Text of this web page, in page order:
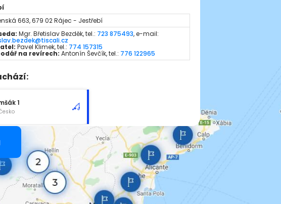
663, 679 02 Rájec - Jestřebí
Mgr. Břetislav Bezděk, tel.: 723 875493, e-mail:
Pavel Klimek, tel.: 774 157315
na revírech: Antonín Ševčík, tel.: 776 122965
1
lom
Česko